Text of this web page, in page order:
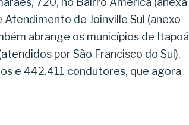
de Joinville Sul (anexo
abrange os municípios de Itapoá
por São Francisco do Sul).
e 442.411 condutores, que agora